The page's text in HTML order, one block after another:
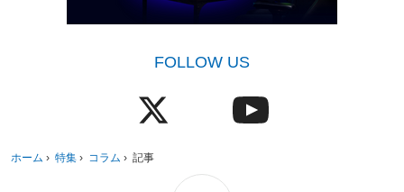
FOLLOW US
ホーム › 特集 › コラム › 記事